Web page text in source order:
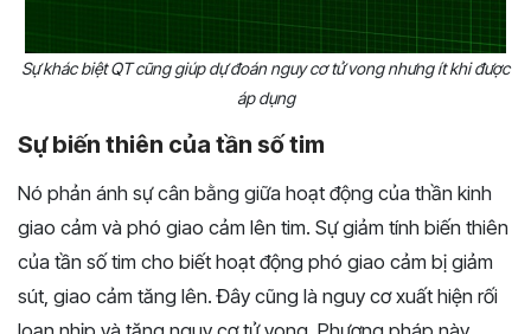
Sự khác biệt QT cũng giúp dự đoán nguy cơ tử vong nhưng ít khi được
áp dụng
Sự biến thiên của tần số tim
Nó phản ánh sự cân bằng giữa hoạt động của thần kinh
giao cảm và phó giao cảm lên tim. Sự giảm tính biến thiên
của tần số tim cho biết hoạt động phó giao cảm bị giảm
sút, giao cảm tăng lên. Đây cũng là nguy cơ xuất hiện rối